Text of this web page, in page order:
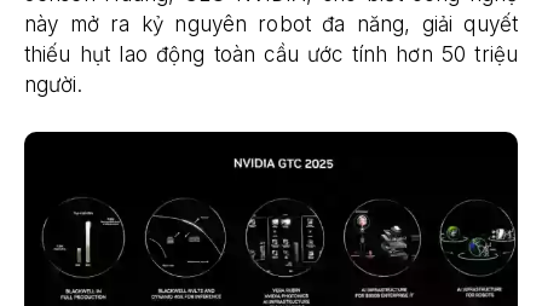
này mở ra kỷ nguyên robot đa năng, giải quyết
thiếu hụt lao động toàn cầu ước tính hơn 50 triệu
người.